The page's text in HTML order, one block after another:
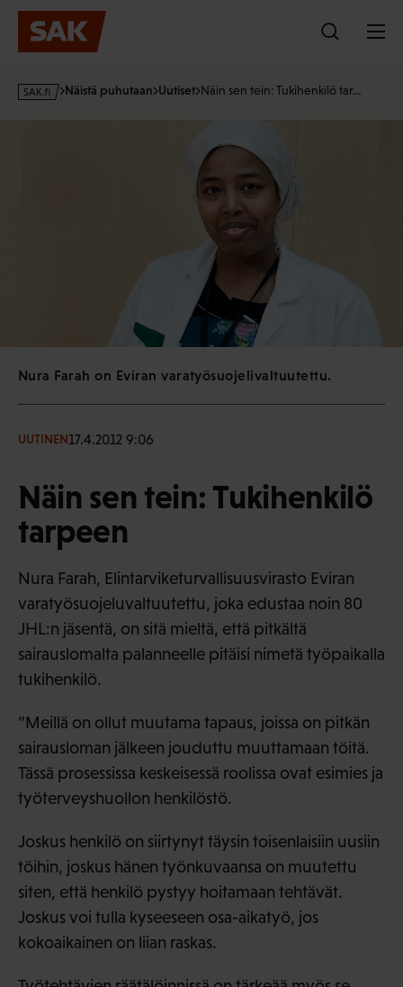
Hyppää
sisältöön
s
Näistä puhutaan Uutiset Näin sen tein: Tukihenkilö tar…
Nura Farah on Eviran varatyösuojelivaltuutettu.
UUTINEN17.4.2012 9:06
Näin sen tein: Tukihenkilö
tarpeen
Nura Farah, Elintarviketurvallisuusvirasto Eviran
varatyösuojeluvaltuutettu, joka edustaa noin 80
JHL:n jäsentä, on sitä mieltä, että pitkältä
sairauslomalta palanneelle pitäisi nimetä työpaikalla
tukihenkilö.
”Meillä on ollut muutama tapaus, joissa on pitkän
sairausloman jälkeen jouduttu muuttamaan töitä.
Tässä prosessissa keskeisessä roolissa ovat esimies ja
työterveyshuollon henkilöstö.
Joskus henkilö on siirtynyt täysin toisenlaisiin uusiin
töihin, joskus hänen työnkuvaansa on muutettu
siten, että henkilö pystyy hoitamaan tehtävät.
Joskus voi tulla kyseeseen osa-aikatyö, jos
kokoaikainen on liian raskas.